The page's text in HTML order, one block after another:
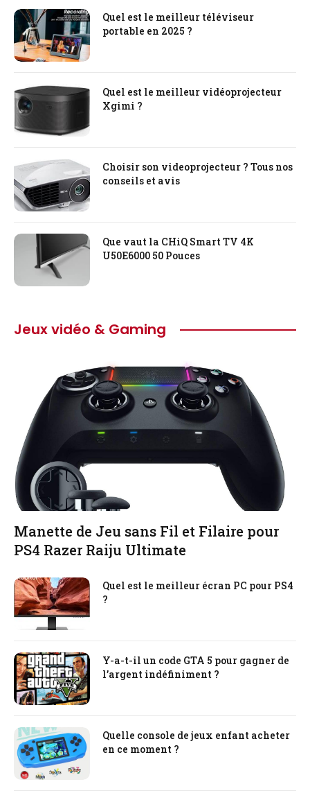
Quel est le meilleur téléviseur
portable en 2025 ?
Quel est le meilleur vidéoprojecteur
Xgimi ?
Choisir son videoprojecteur ? Tous nos
conseils et avis
Que vaut la CHiQ Smart TV 4K
U50E6000 50 Pouces
Jeux vidéo & Gaming
Manette de Jeu sans Fil et Filaire pour
PS4 Razer Raiju Ultimate
Quel est le meilleur écran PC pour PS4
?
Y-a-t-il un code GTA 5 pour gagner de
l’argent indéfiniment ?
Quelle console de jeux enfant acheter
en ce moment ?